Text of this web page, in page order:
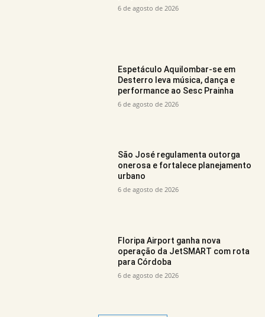
6 de agosto de 2026
Espetáculo Aquilombar-se em
Desterro leva música, dança e
performance ao Sesc Prainha
6 de agosto de 2026
São José regulamenta outorga
onerosa e fortalece planejamento
urbano
6 de agosto de 2026
Floripa Airport ganha nova
operação da JetSMART com rota
para Córdoba
6 de agosto de 2026